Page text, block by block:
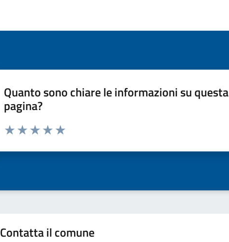
Quanto sono chiare le informazioni su questa
pagina?
Valuta da 1 a 5 stelle la pagina
Contatta il comune